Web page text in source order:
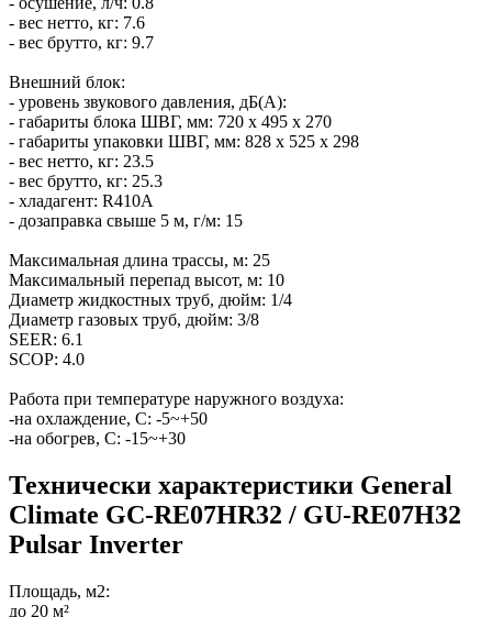
- вес нетто, кг: 7.6
- вес брутто, кг: 9.7
Внешний блок:
- уровень звукового давления, дБ(А):
- габариты блока ШВГ, мм: 720 х 495 х 270
- габариты упаковки ШВГ, мм: 828 х 525 х 298
- вес нетто, кг: 23.5
- вес брутто, кг: 25.3
- хладагент: R410A
- дозаправка свыше 5 м, г/м: 15
Максимальная длина трассы, м: 25
Максимальный перепад высот, м: 10
Диаметр жидкостных труб, дюйм: 1/4
Диаметр газовых труб, дюйм: 3/8
SEER: 6.1
SCOP: 4.0
Работа при температуре наружного воздуха:
-на охлаждение, С: -5~+50
-на обогрев, С: -15~+30
Технически характеристики General
Climate GC-RE07HR32 / GU-RE07H32
Pulsar Inverter
Площадь, м2:
до 20 м²